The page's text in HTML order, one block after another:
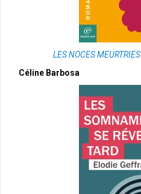
LES NOCES MEURTRIES
Céline Barbosa